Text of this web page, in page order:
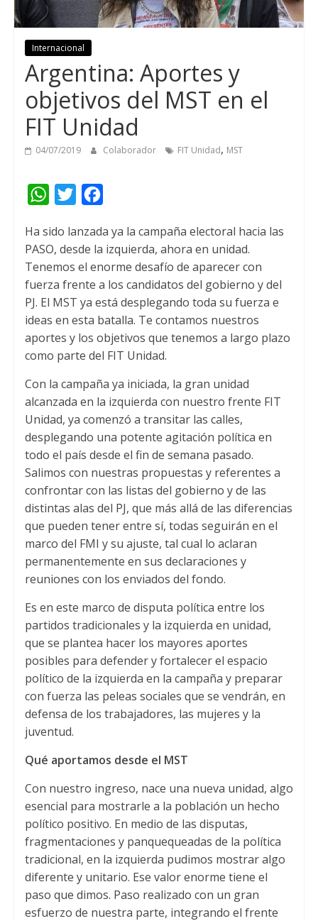
Internacional
Argentina: Aportes y
objetivos del MST en el
FIT Unidad
04/07/2019 Colaborador FIT Unidad, MST
W
a
t
s
A
p
p
i
t
t
e
r
c
e
b
o
o
k
Ha sido lanzada ya la campaña electoral hacia las
PASO, desde la izquierda, ahora en unidad.
Tenemos el enorme desafío de aparecer con
fuerza frente a los candidatos del gobierno y del
PJ. El MST ya está desplegando toda su fuerza e
ideas en esta batalla. Te contamos nuestros
aportes y los objetivos que tenemos a largo plazo
como parte del FIT Unidad.
Con la campaña ya iniciada, la gran unidad
alcanzada en la izquierda con nuestro frente FIT
Unidad, ya comenzó a transitar las calles,
desplegando una potente agitación política en
todo el país desde el fin de semana pasado.
Salimos con nuestras propuestas y referentes a
confrontar con las listas del gobierno y de las
distintas alas del PJ, que más allá de las diferencias
que pueden tener entre sí, todas seguirán en el
marco del FMI y su ajuste, tal cual lo aclaran
permanentemente en sus declaraciones y
reuniones con los enviados del fondo.
Es en este marco de disputa política entre los
partidos tradicionales y la izquierda en unidad,
que se plantea hacer los mayores aportes
posibles para defender y fortalecer el espacio
político de la izquierda en la campaña y preparar
con fuerza las peleas sociales que se vendrán, en
defensa de los trabajadores, las mujeres y la
juventud.
Qué aportamos desde el MST
Con nuestro ingreso, nace una nueva unidad, algo
esencial para mostrarle a la población un hecho
político positivo. En medio de las disputas,
fragmentaciones y panquequeadas de la política
tradicional, en la izquierda pudimos mostrar algo
diferente y unitario. Ese valor enorme tiene el
paso que dimos. Paso realizado con un gran
esfuerzo de nuestra parte, integrando el frente